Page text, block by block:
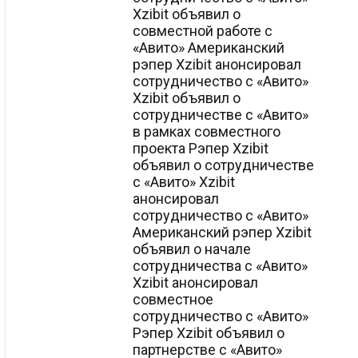
Xzibit объявил о
совместной работе с
«Авито» Американский
рэпер Xzibit анонсировал
сотрудничество с «Авито»
Xzibit объявил о
сотрудничестве с «Авито»
в рамках совместного
проекта Рэпер Xzibit
объявил о сотрудничестве
с «Авито» Xzibit
анонсировал
сотрудничество с «Авито»
Американский рэпер Xzibit
объявил о начале
сотрудничества с «Авито»
Xzibit анонсировал
совместное
сотрудничество с «Авито»
Рэпер Xzibit объявил о
партнерстве с «Авито»